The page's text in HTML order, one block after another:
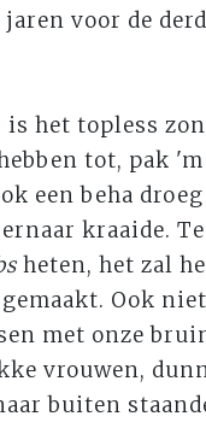
voor de
het topless
tot, pak
een beha
kraaide.
heten, het zal
Ook
met onze
vrouwen,
buiten